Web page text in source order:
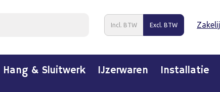
Incl. BTW Excl. BTW
Hang & Sluitwerk IJzerwaren Installatie